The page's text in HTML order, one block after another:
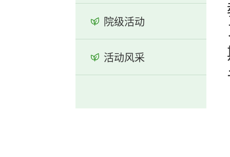
院级活动
活动风采